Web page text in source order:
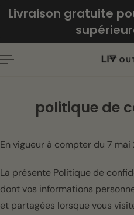
AU CONTENU
Livraison gratuite
politique de
En vigueur à compter du 7 mai
La présente Politique de
dont vos informations
et partagées lorsque vous